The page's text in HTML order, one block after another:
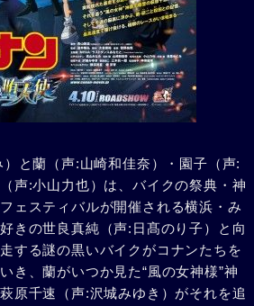
と蘭（声:山崎和佳奈）・園子（声:
声:小山力也）は、バイクの祭典・神
ェスティバルが開催される横浜・み
きの世良真純（声:日髙のり子）と向
する謎の黒いバイクがコナンたちを
き、蘭がいつか見た“風の女神様”神
原千速（声:沢城みゆき）がそれを追